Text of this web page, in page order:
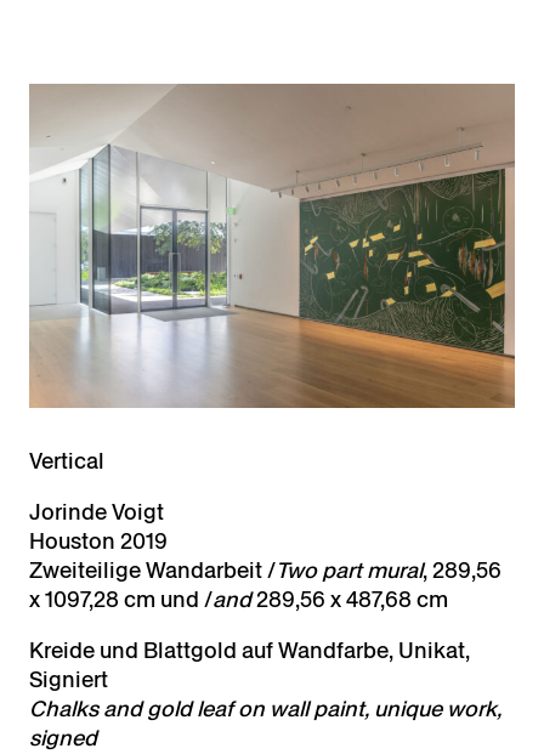
Vertical
Jorinde Voigt
Houston 2019
Zweiteilige Wandarbeit /Two part mural, 289,56
x 1097,28 cm und /and289,56 x 487,68 cm
Kreide und Blattgold auf Wandfarbe, Unikat,
Signiert
Chalks and gold leaf on wall paint, unique work,
signed